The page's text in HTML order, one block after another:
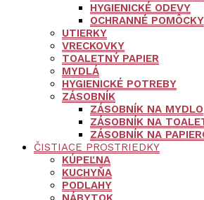
HYGIENICKÉ ODEVY
OCHRANNÉ POMÔCKY
UTIERKY
VRECKOVKY
TOALETNÝ PAPIER
MYDLÁ
HYGIENICKÉ POTREBY
ZÁSOBNÍK
ZÁSOBNÍK NA MYDLO
ZÁSOBNÍK NA
ZÁSOBNÍK NA
ČISTIACE PROSTRIEDKY
KÚPEĽNA
KUCHYŇA
PODLAHY